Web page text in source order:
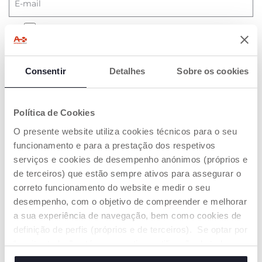
Consentir Detalhes Sobre os cookies
Política de Cookies
O presente website utiliza cookies técnicos para o seu
funcionamento e para a prestação dos respetivos
serviços e cookies de desempenho anónimos (próprios e
de terceiros) que estão sempre ativos para assegurar o
correto funcionamento do website e medir o seu
desempenho, com o objetivo de compreender e melhorar
a sua experiência de navegação, bem como cookies de
definição de perfis (próprios e de terceiros). Se optar por
“aceitar todos” está a consentir na utilização de todos os
cookies. Se quiser saber mais, alterar ou revogar o
E-mail
PRODUTOS QUE LHE PODEM
INTERESSAR